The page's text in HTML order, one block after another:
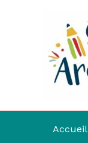
Accueil